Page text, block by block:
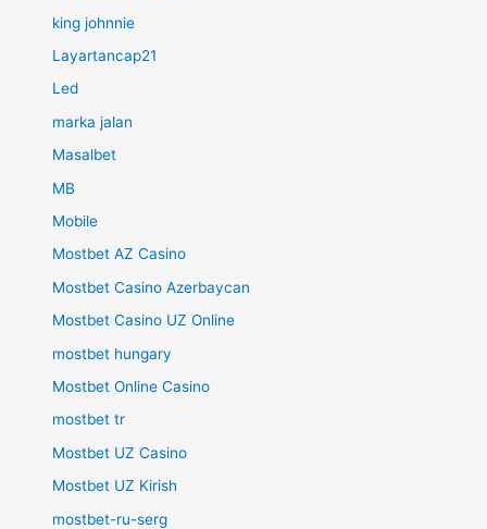
king johnnie
Layartancap21
Led
marka jalan
Masalbet
MB
Mobile
Mostbet AZ Casino
Mostbet Casino Azerbaycan
Mostbet Casino UZ Online
mostbet hungary
Mostbet Online Casino
mostbet tr
Mostbet UZ Casino
Mostbet UZ Kirish
mostbet-ru-serg